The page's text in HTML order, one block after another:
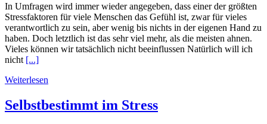
In Umfragen wird immer wieder angegeben, dass einer der größten
Stressfaktoren für viele Menschen das Gefühl ist, zwar für vieles
verantwortlich zu sein, aber wenig bis nichts in der eigenen Hand zu
haben. Doch letztlich ist das sehr viel mehr, als die meisten ahnen.
Vieles können wir tatsächlich nicht beeinflussen Natürlich will ich
nicht [...]
Weiterlesen
Selbstbestimmt im Stress